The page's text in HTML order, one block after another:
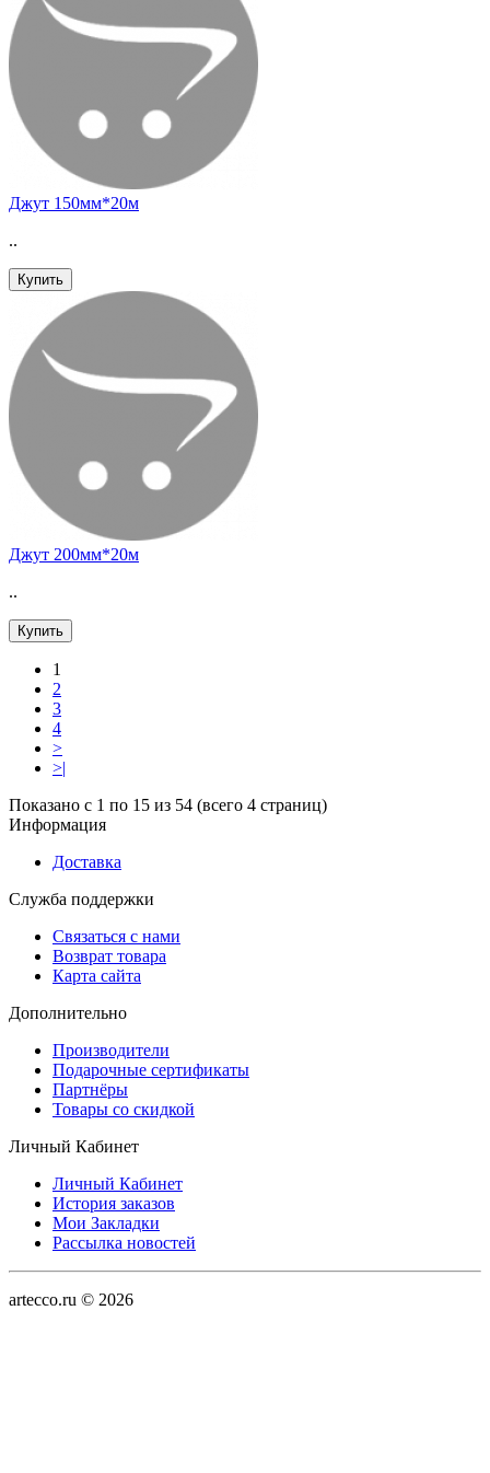
Джут 150мм*20м
..
Купить
Джут 200мм*20м
..
Купить
1
2
3
4
>
>|
Показано с 1 по 15 из 54 (всего 4 страниц)
Информация
Доставка
Служба поддержки
Связаться с нами
Возврат товара
Карта сайта
Дополнительно
Производители
Подарочные сертификаты
Партнёры
Товары со скидкой
Личный Кабинет
Личный Кабинет
История заказов
Мои Закладки
Рассылка новостей
artecco.ru © 2026